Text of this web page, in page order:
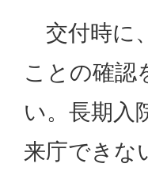
交付時に
ことの確認
い。長期入
来庁できな